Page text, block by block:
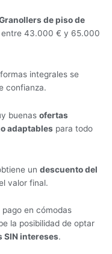
de piso de
entre 43.000 € y 65.000
integrales se
confianza.
buenas ofertas
adaptables para todo
un descuento del
valor final.
en cómodas
la posibilidad de optar
SIN intereses.